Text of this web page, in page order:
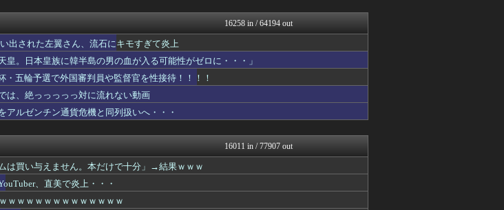
の様子に「青春」「うらやましい」...
国難にあってもの申す！！
未成年と知ってドン引きの結末...
気団まとめ-噫無情-｜嫁・...
で炎上・・・
思考ちゃんねる
が､意識は正常で何かを思考している...
ラビット速報
持ったカップルの列「この日に提出し...
ます。19歳の彼女と結婚しました...
育児板拾い読み
V速ニュップ
メージDVDを出してしまう（画...
mashlife通信
」→ 小さいころに生き別れた母と妹が...
修羅ママ速報
、スマホを向けてインプレ稼ぎの見物人
性器）披露
子様ランチの日の丸はどうなるの？》...
反日愚国 恨寓瘻
ワキじゃないのに？」→ママ友との...
16258 in / 64194 out
出された左翼さん、流石にキモすぎて炎上
皇。日本皇族に韓半島の男の血が入る可能性がゼロに・・・」
・五輪予選で外国審判員や監督官を性接待！！！！
は、絶っっっっっ対に流れない動画
アルゼンチン通貨危機と同列扱いへ・・・
16011 in / 77907 out
は買い与えません。本だけで十分」→結果ｗｗｗ
、直美で炎上・・・
ｗｗｗｗｗｗｗｗｗｗｗｗ